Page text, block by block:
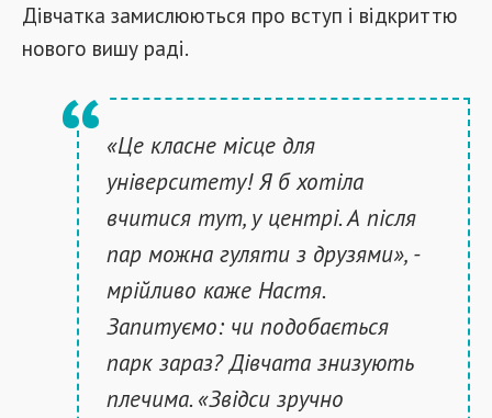
Дівчатка замислюються про вступ і відкриттю
нового вишу раді.
«Це класне місце для
університету! Я б хотіла
вчитися тут, у центрі. А після
пар можна гуляти з друзями», -
мрійливо каже Настя.
Запитуємо: чи подобається
парк зараз? Дівчата знизують
плечима. «Звідси зручно